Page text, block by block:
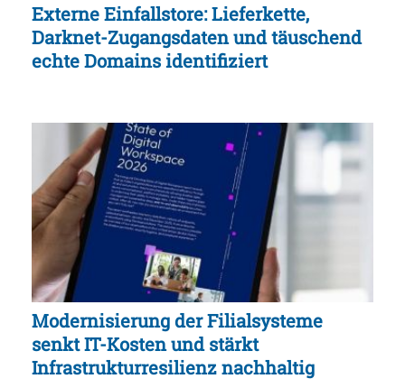
Externe Einfallstore: Lieferkette,
Darknet-Zugangsdaten und täuschend
echte Domains identifiziert
Modernisierung der Filialsysteme
senkt IT-Kosten und stärkt
Infrastrukturresilienz nachhaltig